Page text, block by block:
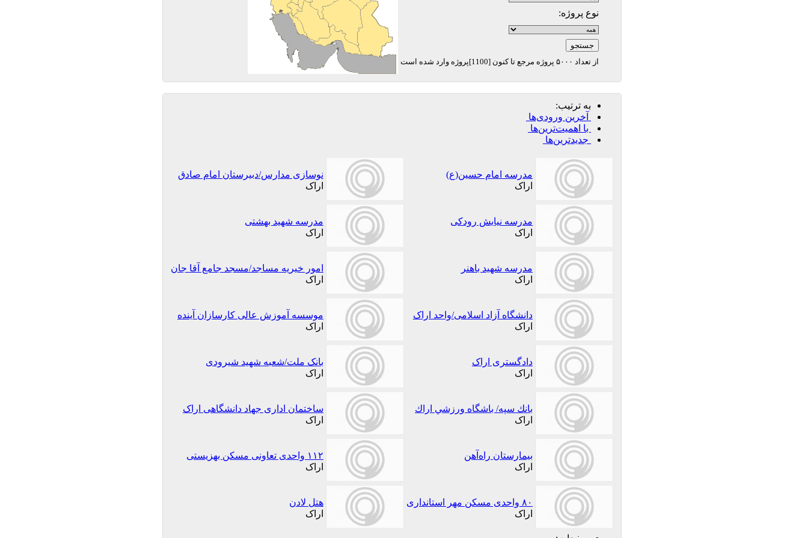
نوع پروژه:
از تعداد ۵۰۰۰ پروژه مرجع تا کنون [1100]پروژه وارد شده است
به ترتیب:
آخرین ورودی‌ها
با اهمیت‌ترین‌ها
جدیدترین‌ها
مدرسه امام حسین(ع)
اراک
نوسازی مدارس/دبیرستان امام صادق
اراک
مدرسه نیایش رودکی
اراک
مدرسه شهید بهشتی
اراک
مدرسه شهید باهنر
اراک
امور خیریه مساجد/مسجد جامع آقا جان
اراک
دانشگاه آزاد اسلامی/واحد اراک
اراک
موسسه آموزش عالی کارسازان آینده
اراک
دادگستری اراک
اراک
بانک ملت/شعبه شهید شیرودی
اراک
بانك سپه/ باشگاه ورزشي اراك
اراک
ساختمان اداری جهاد دانشگاهی اراک
اراک
بیمارستان راه‌آهن
اراک
۱۱۲ واحدی تعاونی مسکن بهزیستی
اراک
۸۰ واحدی مسکن مهر استانداری
اراک
هتل لادن
اراک